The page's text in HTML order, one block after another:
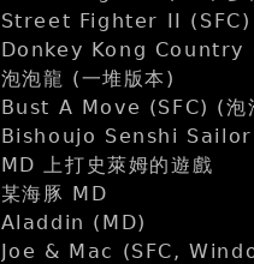
Street Fighter II (SFC)
Donkey Kong Country
泡泡龍 (一堆版本)
Bust A Move (SFC) (泡
Bishoujo Senshi
MD 上打史萊姆的遊戲
某海豚 MD
Aladdin (MD)
Joe & Mac (SFC,